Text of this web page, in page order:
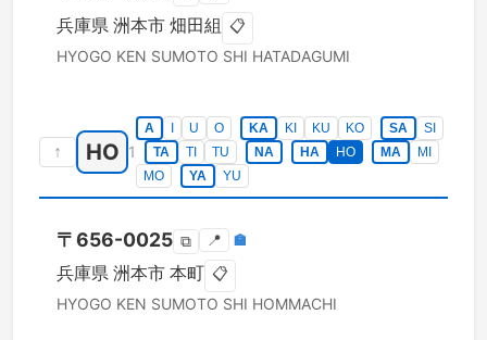
兵庫県 洲本市 畑田組 📋
HYOGO KEN SUMOTO SHI HATADAGUMI
↑ HO 1
A U O KA KI KU KO SA
SI
TA
TI TU NA HA HO MA
MI
MO
YA YU
〒656-0025 ⧉ 📍 🏣
兵庫県 洲本市 本町 📋
HYOGO KEN SUMOTO SHI HOMMACHI